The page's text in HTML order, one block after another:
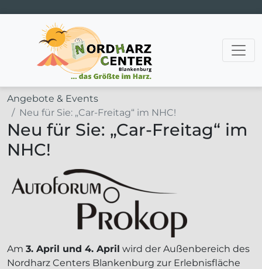
Hauptnavigation
Angebote & Events
Neu für Sie: „Car-Freitag“ im NHC!
Neu für Sie: „Car-Freitag“ im
NHC!
Am 3. April und 4. April wird der Außenbereich des
Nordharz Centers Blankenburg zur Erlebnisfläche